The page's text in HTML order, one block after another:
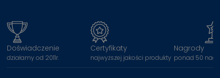
Doświadczenie
działamy od 2011r.
Certyfikaty
najwyższej jakości produkty
Nagrody
ponad 50